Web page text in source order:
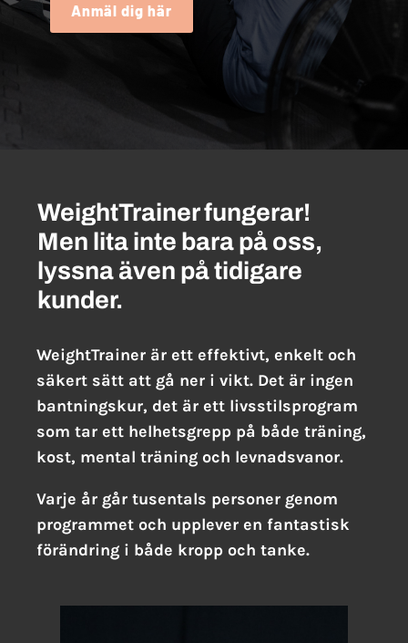
Anmäl dig här
WeightTrainer fungerar!
Men lita inte bara på oss,
lyssna även på tidigare
kunder.
WeightTrainer är ett effektivt, enkelt och
säkert sätt att gå ner i vikt. Det är ingen
bantningskur, det är ett livsstilsprogram
som tar ett helhetsgrepp på både träning,
kost, mental träning och levnadsvanor.
Varje år går tusentals personer genom
programmet och upplever en fantastisk
förändring i både kropp och tanke.